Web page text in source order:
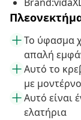
Το ύφασμα
απαλή
Αυτό το
με
Αυτό είναι
ελατήρια